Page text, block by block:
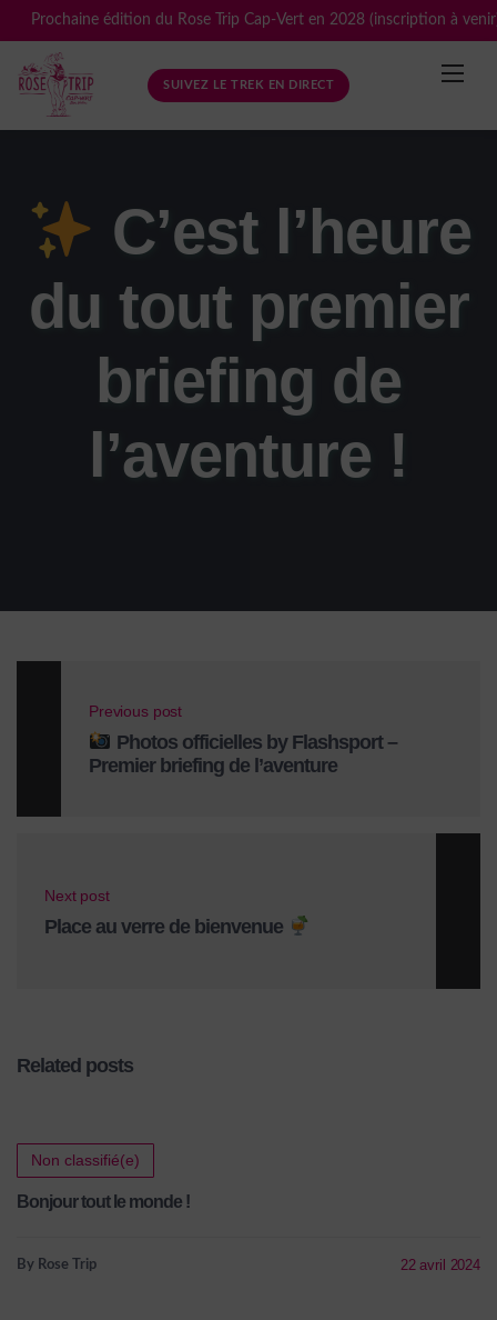
Prochaine édition du Rose Trip Cap-Vert en 2028 (inscription à
content
SUIVEZ LE TREK EN DIRECT
C’est l’heure
du tout premier
briefing de
l’aventure !
Previous post
Photos officielles by Flashsport –
Premier briefing de l’aventure
Next post
Place au verre de bienvenue
Related posts
Non classifié(e)
Bonjour tout le monde !
By Rose Trip 22 avril 2024